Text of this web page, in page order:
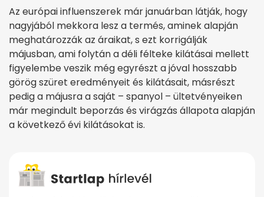
Az európai influenszerek már januárban látják, hogy
nagyjából mekkora lesz a termés, aminek alapján
meghatározzák az áraikat, s ezt korrigálják
májusban, ami folytán a déli félteke kilátásai mellett
figyelembe veszik még egyrészt a jóval hosszabb
görög szüret eredményeit és kilátásait, másrészt
pedig a májusra a saját – spanyol – ültetvényeiken
már megindult beporzás és virágzás állapota alapján
a következő évi kilátásokat is.